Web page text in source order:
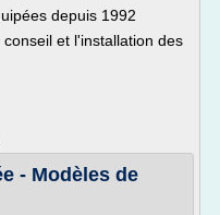
depuis 1992
et l'installation des
- Modèles de